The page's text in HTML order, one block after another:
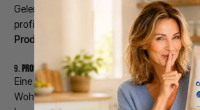
Gelenkschmerzen interessiert sind, können
profitieren.
Produktvorschlag
Kollagen Hydrolysat
9. PROBIOTIKA
Eine gesunde Darmflora ist entscheidend
Wohlbefinden. Probiotika unterstützen die